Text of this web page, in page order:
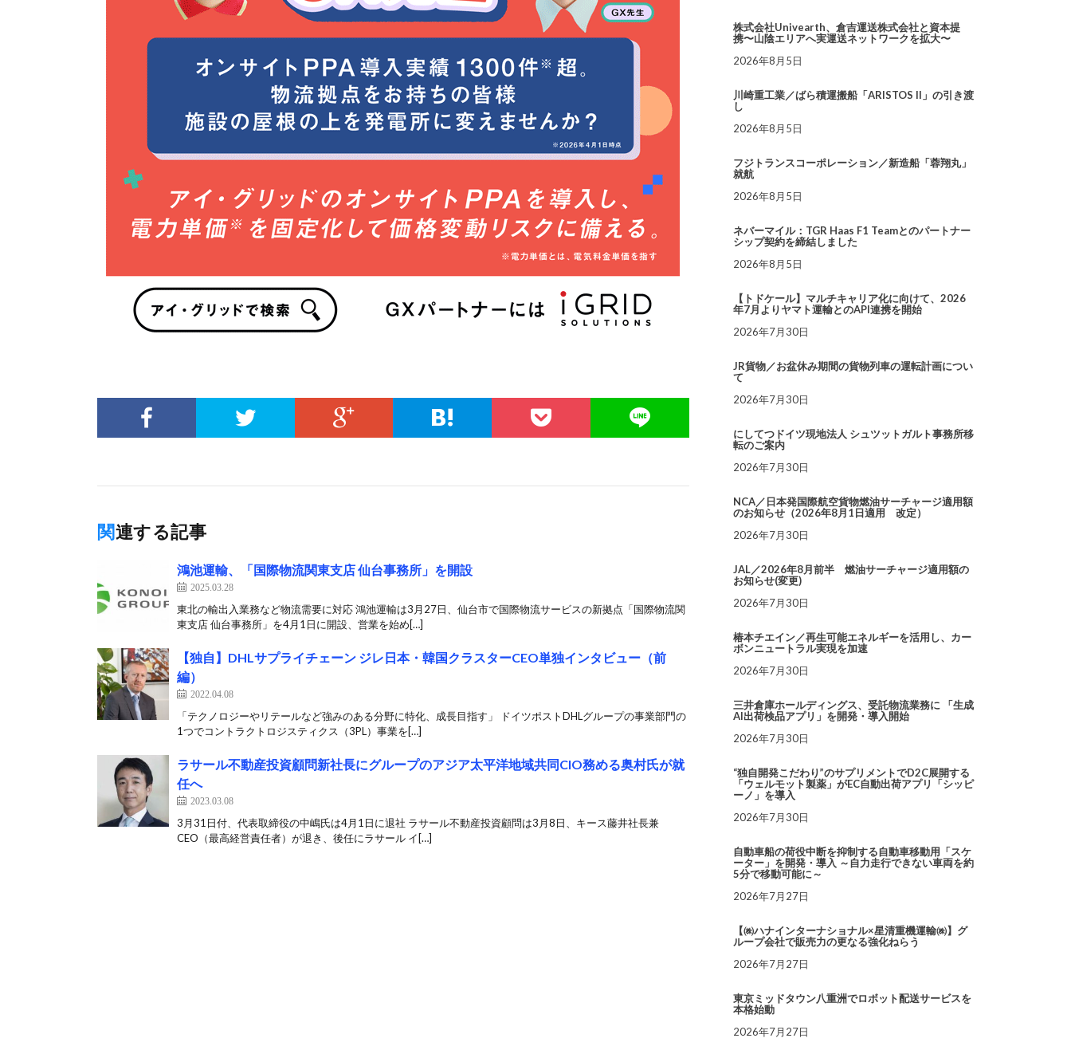
関連する記事
鴻池運輸、「国際物流関東支店 仙台事務所」を開設
2025.03.28
東北の輸出入業務など物流需要に対応 鴻池運輸は3月27日、仙台市で国際物流サービスの新拠点「国際物流関
東支店 仙台事務所」を4月1日に開設、営業を始め[…]
【独自】DHLサプライチェーン ジレ日本・韓国クラスターCEO単独インタビュー（前
編）
2022.04.08
「テクノロジーやリテールなど強みのある分野に特化、成長目指す」 ドイツポストDHLグループの事業部門の
1つでコントラクトロジスティクス（3PL）事業を[…]
ラサール不動産投資顧問新社長にグループのアジア太平洋地域共同CIO務める奥村氏が就
任へ
2023.03.08
3月31日付、代表取締役の中嶋氏は4月1日に退社 ラサール不動産投資顧問は3月8日、キース藤井社長兼
CEO（最高経営責任者）が退き、後任にラサール イ[…]
株式会社Univearth、倉吉運送株式会社と資本提
携〜山陰エリアへ実運送ネットワークを拡大〜
2026年8月5日
川崎重工業／ばら積運搬船「ARISTOS II」の引き渡
し
2026年8月5日
フジトランスコーポレーション／新造船「蓉翔丸」
就航
2026年8月5日
ネバーマイル：TGR Haas F1 Teamとのパートナー
シップ契約を締結しました
2026年8月5日
【トドケール】マルチキャリア化に向けて、2026
年7月よりヤマト運輸とのAPI連携を開始
2026年7月30日
JR貨物／お盆休み期間の貨物列車の運転計画につい
て
2026年7月30日
にしてつドイツ現地法人 シュツットガルト事務所移
転のご案内
2026年7月30日
NCA／日本発国際航空貨物燃油サーチャージ適用額
のお知らせ（2026年8月1日適用 改定）
2026年7月30日
JAL／2026年8月前半 燃油サーチャージ適用額の
お知らせ(変更)
2026年7月30日
椿本チエイン／再生可能エネルギーを活用し、カー
ボンニュートラル実現を加速
2026年7月30日
三井倉庫ホールディングス、受託物流業務に 「生成
AI出荷検品アプリ」を開発・導入開始
2026年7月30日
“独自開発こだわり”のサプリメントでD2C展開する
「ウェルモット製薬」がEC自動出荷アプリ「シッピ
ーノ」を導入
2026年7月30日
自動車船の荷役中断を抑制する自動車移動用「スケ
ーター」を開発・導入 ～自力走行できない車両を約
5分で移動可能に～
2026年7月27日
【㈱ハナインターナショナル×星清重機運輸㈱】グ
ループ会社で販売力の更なる強化ねらう
2026年7月27日
東京ミッドタウン八重洲でロボット配送サービスを
本格始動
2026年7月27日